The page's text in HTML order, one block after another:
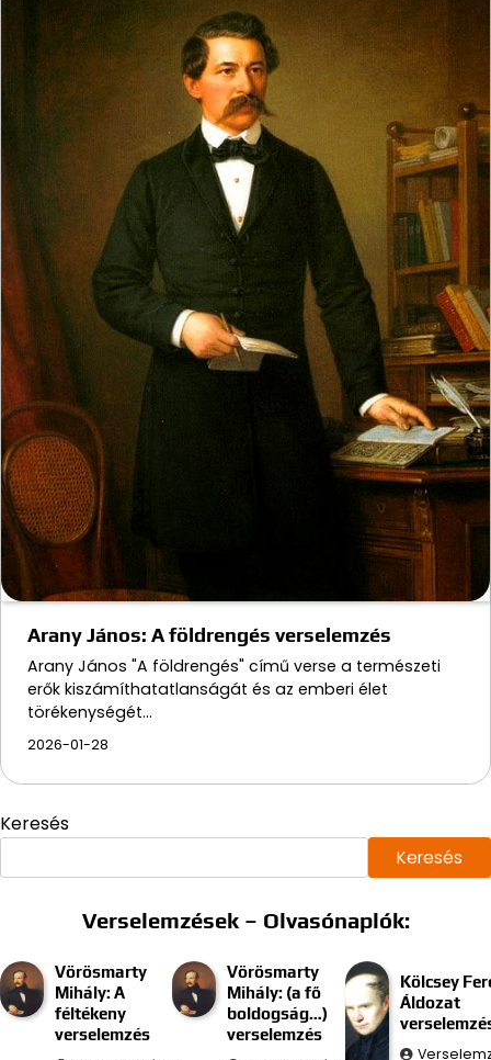
Arany János: A földrengés verselemzés
Arany János "A földrengés" című verse a természeti
erők kiszámíthatatlanságát és az emberi élet
törékenységét…
2026-01-28
Keresés
Keresés
Verselemzések – Olvasónaplók:
Vörösmarty
Mihály: A
féltékeny
verselemzés
Vörösmarty
Mihály: (a fő
boldogság…)
verselemzés
Kölcsey
Áldozat